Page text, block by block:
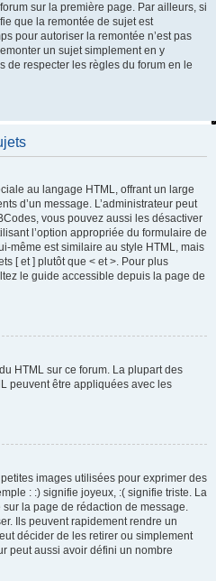
sur la première page. Par ailleurs, si
que la remontée de sujet est
pour autoriser la remontée n’est pas
un sujet simplement en y
de respecter les règles du forum en le
au langage HTML, offrant un large
d’un message. L’administrateur peut
vous pouvez aussi les désactiver
l’option appropriée du formulaire de
même est similaire au style HTML, mais
[ et ] plutôt que < et >. Pour plus
le guide accessible depuis la page de
HTML sur ce forum. La plupart des
peuvent être appliquées avec les
images utilisées pour exprimer des
: :) signifie joyeux, :( signifie triste. La
la page de rédaction de message.
Ils peuvent rapidement rendre un
décider de les retirer ou simplement
peut aussi avoir défini un nombre